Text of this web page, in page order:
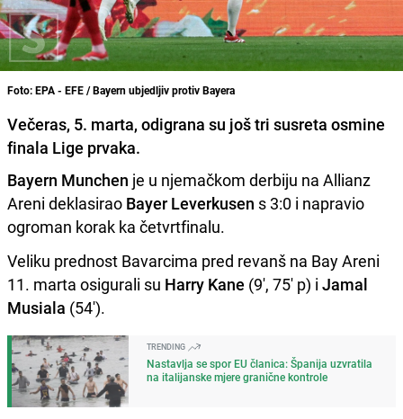
Foto: EPA - EFE / Bayern ubjedljiv protiv Bayera
Večeras, 5. marta, odigrana su još tri susreta osmine
finala Lige prvaka.
Bayern Munchen je u njemačkom derbiju na Allianz
Areni deklasirao Bayer Leverkusen s 3:0 i napravio
ogroman korak ka četvrtfinalu.
Veliku prednost Bavarcima pred revanš na Bay Areni
11. marta osigurali su Harry Kane (9', 75' p) i Jamal
Musiala (54').
TRENDING
Nastavlja se spor EU članica: Španija uzvratila
na italijanske mjere granične kontrole